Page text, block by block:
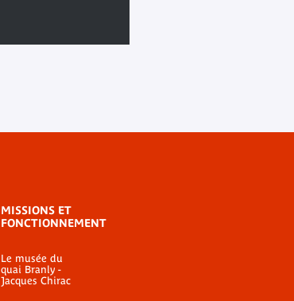
MISSIONS ET
FONCTIONNEMENT
Le musée du
quai Branly -
Jacques Chirac